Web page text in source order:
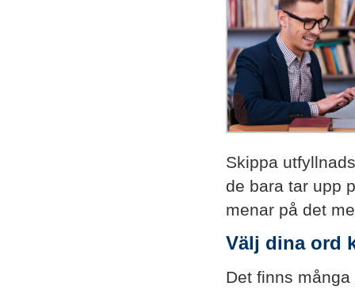
Skippa
de bara tar upp
menar på det
Välj dina ord
Det finns